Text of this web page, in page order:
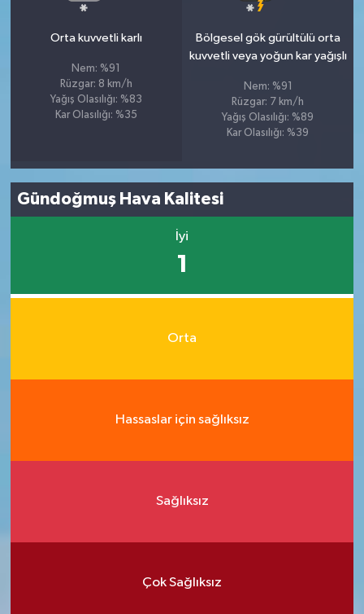
Orta kuvvetli karlı
Nem: %91
Rüzgar: 8 km/h
Yağış Olasılığı: %83
Kar Olasılığı: %35
Bölgesel gök gürültülü orta
kuvvetli veya yoğun kar yağışlı
Nem: %91
Rüzgar: 7 km/h
Yağış Olasılığı: %89
Kar Olasılığı: %39
Gündoğmuş Hava Kalitesi
İyi
1
Orta
Hassaslar için sağlıksız
Sağlıksız
Çok Sağlıksız